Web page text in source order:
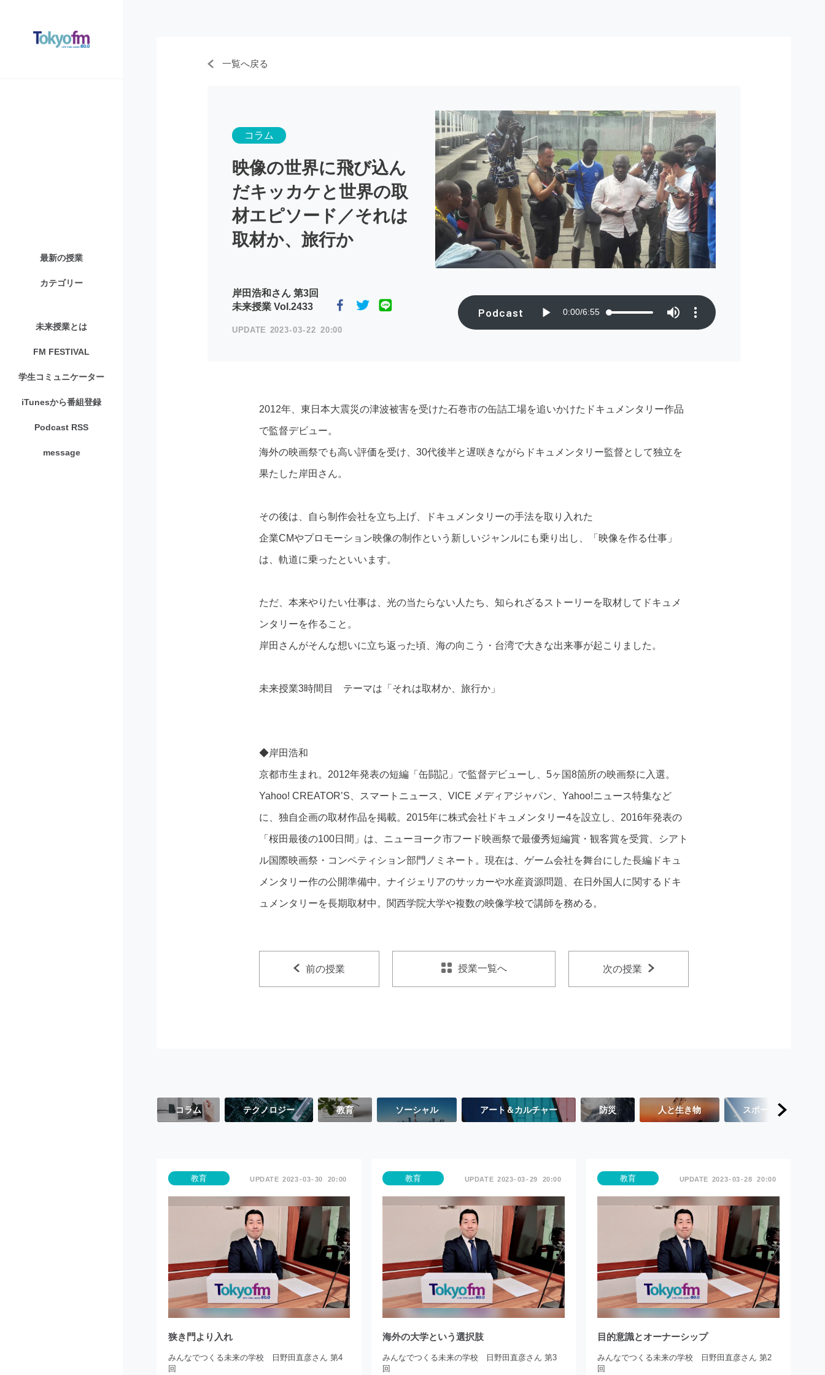
最新の授業
カテゴリー
未来授業とは
FM FESTIVAL
学生コミュニケーター
iTunesから番組登録
Podcast RSS
message
一覧へ戻る
コラム
映像の世界に飛び込ん
だキッカケと世界の取
材エピソード／それは
取材か、旅行か
岸田浩和さん 第3回
未来授業 Vol.2433
2023 03 22 20:00
Podcast 0:00/6:55
2012年、東日本大震災の津波被害を受けた石巻市の缶詰工場を追いかけたドキュメンタリー作品
で監督デビュー。
海外の映画祭でも高い評価を受け、30代後半と遅咲きながらドキュメンタリー監督として独立を
果たした岸田さん。
その後は、自ら制作会社を立ち上げ、ドキュメンタリーの手法を取り入れた
企業CMやプロモーション映像の制作という新しいジャンルにも乗り出し、「映像を作る仕事」
は、軌道に乗ったといいます。
ただ、本来やりたい仕事は、光の当たらない人たち、知られざるストーリーを取材してドキュメ
ンタリーを作ること。
岸田さんがそんな想いに立ち返った頃、海の向こう・台湾で大きな出来事が起こりました。
未来授業3時間目 テーマは「それは取材か、旅行か」
◆岸田浩和
京都市生まれ。2012年発表の短編「缶闘記」で監督デビューし、5ヶ国8箇所の映画祭に入選。
Yahoo! CREATOR’S、スマートニュース、VICE メディアジャパン、Yahoo!ニュース特集など
に、独自企画の取材作品を掲載。2015年に株式会社ドキュメンタリー4を設立し、2016年発表の
「桜田最後の100日間」は、ニューヨーク市フード映画祭で最優秀短編賞・観客賞を受賞、シアト
ル国際映画祭・コンペティション部門ノミネート。現在は、ゲーム会社を舞台にした長編ドキュ
メンタリー作の公開準備中。ナイジェリアのサッカーや水産資源問題、在日外国人に関するドキ
ュメンタリーを長期取材中。関西学院大学や複数の映像学校で講師を務める。
前の授業 授業一覧へ 次の授業
コラム テクノロジー 教育 ソーシャル アート＆カルチャー 防災 人と生き物 スポーツ
教育 2023 03 30 20:00
狭き門より入れ
みんなでつくる未来の学校 日野田直彦さん 第4
回
教育 2023 03 29 20:00
海外の大学という選択肢
みんなでつくる未来の学校 日野田直彦さん 第3
回
教育 2023 03 28 20:00
目的意識とオーナーシップ
みんなでつくる未来の学校 日野田直彦さん 第2
回